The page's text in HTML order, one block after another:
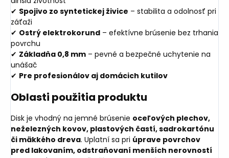
✔ Spojivo zo syntetickej živice – stabilita a odolnosť pri
záťaži
✔ Ostrý elektrokorund – efektívne brúsenie bez trhania
povrchu
✔ Základňa 0,8 mm – pevné a bezpečné uchytenie na
unášač
✔ Pre profesionálov aj domácich kutilov
Oblasti použitia produktu
Disk je vhodný na jemné brúsenie oceľových plechov,
neželezných kovov, plastových častí, sadrokartónu
či mäkkého dreva. Uplatní sa pri úprave povrchov
pred lakovaním, odstraňovaní menších nerovností